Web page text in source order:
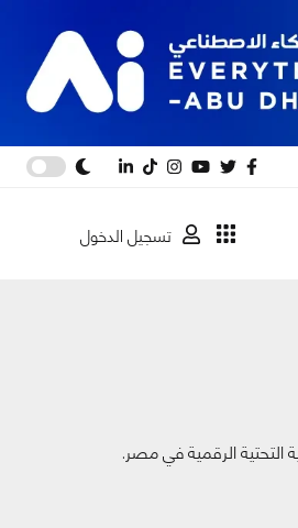
تسجيل الدخول
الرقمية في مصر.